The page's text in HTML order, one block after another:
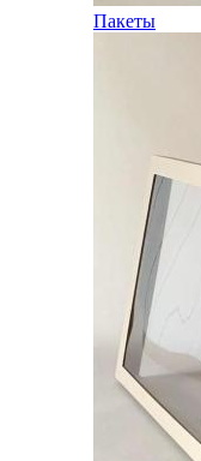
Пакеты